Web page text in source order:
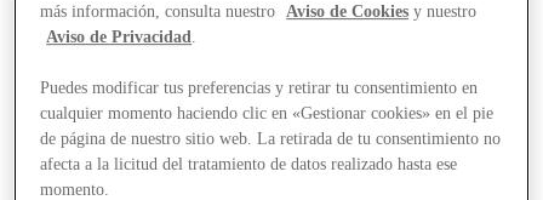
Tiendas
Ofertas
Servicios
¿Qué pasa?
Comer y beber
Tarjetas regalo
Guía de destinos
más información, consulta nuestro
Aviso de Cookies y nuestro
Aviso de Privacidad
Puedes modificar tus preferencias y retirar tu consentimiento en
cualquier momento haciendo clic en «Gestionar cookies» en el pie
de página de nuestro sitio web. La retirada de tu consentimiento no
afecta a la licitud del tratamiento de datos realizado hasta ese
momento.